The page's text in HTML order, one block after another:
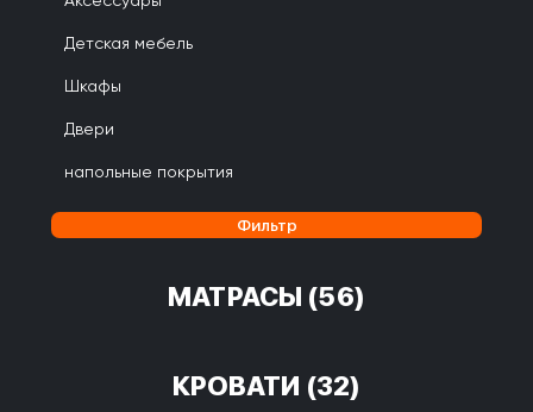
Детская мебель
Шкафы
Двери
напольные покрытия
Фильтр
МАТРАСЫ (56)
КРОВАТИ (32)